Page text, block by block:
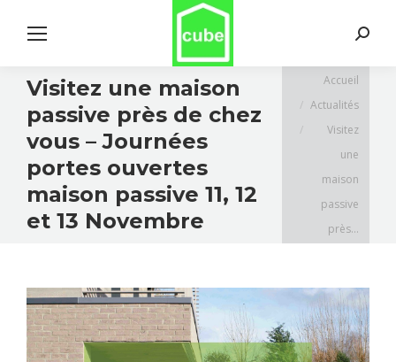
Search:
Visitez une maison
passive près de chez
vous – Journées
portes ouvertes
maison passive 11, 12
et 13 Novembre
Vous êtes ici :
Accueil
Actualités
Visitez
une
maison
passive
près…